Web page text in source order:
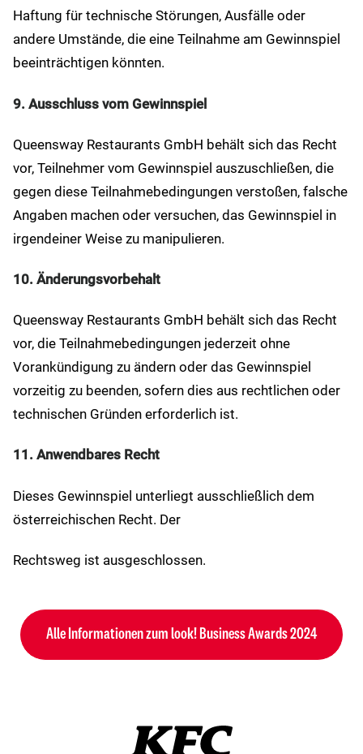
Haftung für technische Störungen, Ausfälle oder
andere Umstände, die eine Teilnahme am Gewinnspiel
beeinträchtigen könnten.
9. Ausschluss vom Gewinnspiel
Queensway Restaurants GmbH behält sich das Recht
vor, Teilnehmer vom Gewinnspiel auszuschließen, die
gegen diese Teilnahmebedingungen verstoßen, falsche
Angaben machen oder versuchen, das Gewinnspiel in
irgendeiner Weise zu manipulieren.
10. Änderungsvorbehalt
Queensway Restaurants GmbH behält sich das Recht
vor, die Teilnahmebedingungen jederzeit ohne
Vorankündigung zu ändern oder das Gewinnspiel
vorzeitig zu beenden, sofern dies aus rechtlichen oder
technischen Gründen erforderlich ist.
11. Anwendbares Recht
Dieses Gewinnspiel unterliegt ausschließlich dem
österreichischen Recht. Der
Rechtsweg ist ausgeschlossen.
Alle Informationen zum look! Business Awards 2024